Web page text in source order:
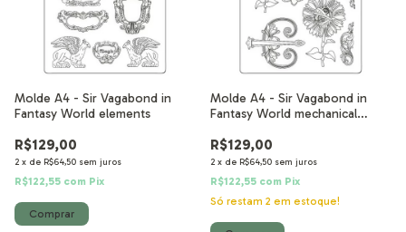
Molde A4 - Sir Vagabond in
Fantasy World elements
R$129,00
2 x de R$64,50 sem juros
R$122,55 com Pix
Molde A4 - Sir Vagabond in
Fantasy World mechanical
R$129,00
2 x de R$64,50 sem juros
R$122,55 com Pix
Só restam 2 em estoque!